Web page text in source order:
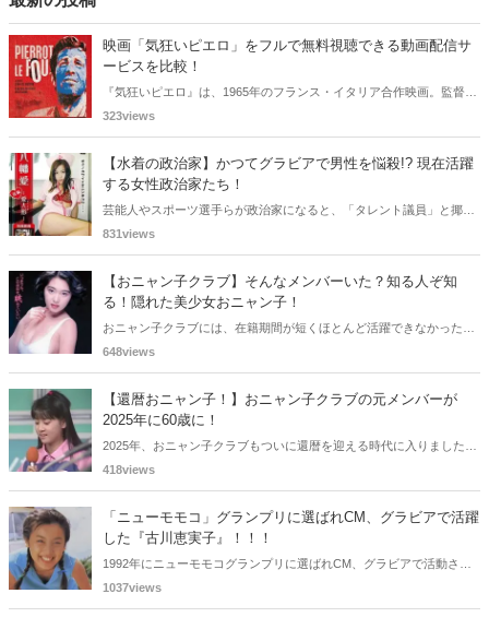
映画「気狂いピエロ」をフルで無料視聴できる動画配信サ
ービスを比較！
『気狂いピエロ』は、1965年のフランス・イタリア合作映画。監督は
ジャン＝リュック・ゴダール。アンナ・カリーナ、ジャン＝ポール・
をご紹介します。
323views
【水着の政治家】かつてグラビアで男性を悩殺!? 現在活躍
する女性政治家たち！
芸能人やスポーツ選手らが政治家になると、「タレント議員」と揶揄
されることがありますが、同時に、"タレントとしての活躍" が再注目
わどいショットで多くの男性を魅了した女性も!? 今回は、そんなグラ
ビアで活躍した女性政治家6名をご紹介します。
831views
【おニャン子クラブ】そんなメンバーいた？知る人ぞ知
る！隠れた美少女おニャン子！
おニャン子クラブには、在籍期間が短くほとんど活躍できなかったも
のの、知る人ぞ知る "美少女おニャン子" がいました。それも、強制的
子まで様々です。今回は、筆者の独断と偏見で、4人の "隠れ美少女お
ニャン子" をご紹介します。
648views
【還暦おニャン子！】おニャン子クラブの元メンバーが
2025年に60歳に！
2025年、おニャン子クラブもついに還暦を迎える時代に入りました。
おニャン子クラブの元メンバーは全員が昭和40年代生まれで、そのう
れ）の二人です。しかも、この二人には年齢以外の共通点もありま
す。さて、誰と誰でしょうか？
418views
「ニューモモコ」グランプリに選ばれCM、グラビアで活躍
した『古川恵実子』！！！
1992年にニューモモコグランプリに選ばれCM、グラビアで活動され
ていた古川恵実子さん。2010年3月頃まではラジオDJを担当されてい
1037views